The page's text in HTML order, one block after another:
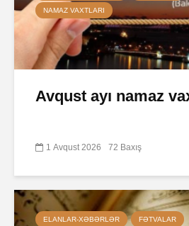
NAMAZ VAXTLARI
Avqust ayı namaz
1 Avqust 2026 72 Baxış
ELANLAR-XƏBƏRLƏR FƏTVALAR